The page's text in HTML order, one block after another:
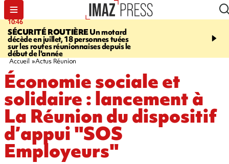
10:46
SÉCURITÉ ROUTIÈREUn motard
décède en juillet, 18 personnes tuées
sur les routes réunionnaises depuis le
début de l'année
13:49
mineurs - un courrier
Accueil Actus Réunion
Économie sociale et
solidaire : lancement à
La Réunion du dispositif
d’appui "SOS
Employeurs"